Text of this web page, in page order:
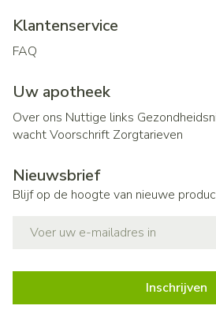
Klantenservice
FAQ
Uw apotheek
Over ons Nuttige links
wachtVoorschrift Zorgtarieven
Nieuwsbrief
Blijf op de hoogte van nieuwe
Inschrijven